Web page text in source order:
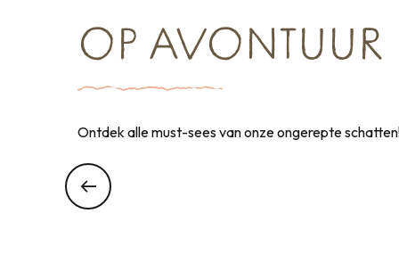
OP AVONTUUR
Ontdek alle must-sees van onze ongerepte